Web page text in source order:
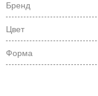
Бренд
Цвет
Форма